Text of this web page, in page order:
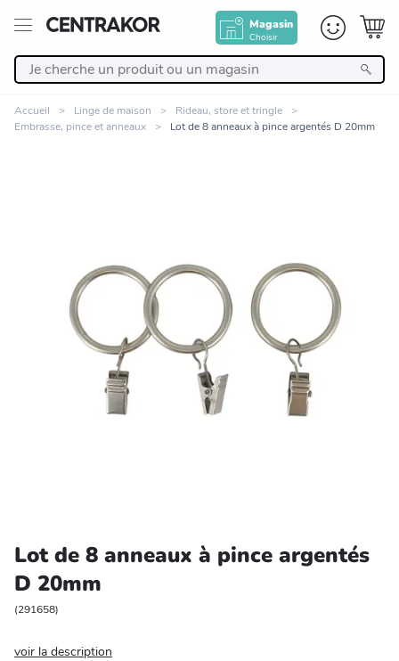
Magasin
Choisir
Meuble
Cuisine et art de la table
Salle de bain et beauté
Bricolage et auto
Jardin et plein air
Accueil Linge de maison
Rideau, store et tringle
Embrasse, pince et anneaux
Lot de 8 anneaux à pince argentés D 20mm
Zoomer sur l'image
Lot de 8 anneaux à pince argentés
D 20mm
(291658)
voir la description